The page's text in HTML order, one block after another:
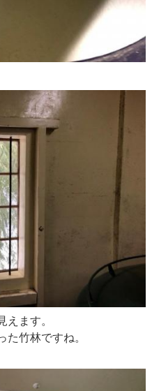
えます。
た竹林ですね。